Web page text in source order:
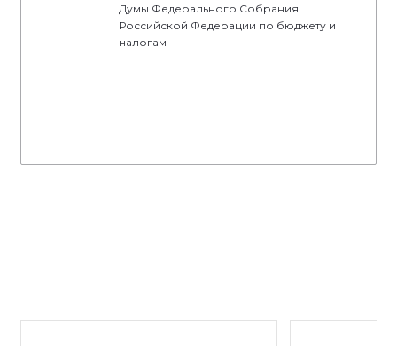
Думы Федерального Собрания
Российской Федерации по бюджету и
налогам